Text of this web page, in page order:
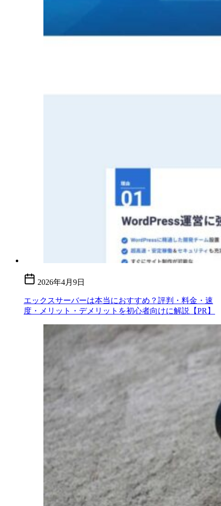
2026年4月9日
エックスサーバーは本当におすすめ？評判・料金・速
度・メリット・デメリットを初心者向けに解説【PR】